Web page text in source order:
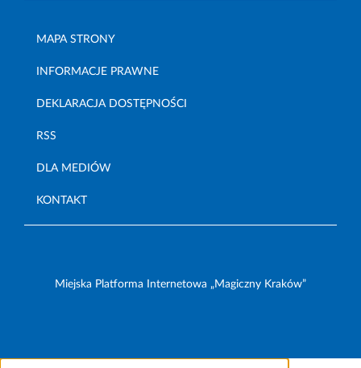
MAPA STRONY
INFORMACJE PRAWNE
DEKLARACJA DOSTĘPNOŚCI
RSS
DLA MEDIÓW
KONTAKT
Miejska Platforma Internetowa „Magiczny Kraków”